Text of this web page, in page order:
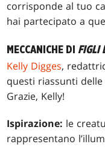
corrisponde al tuo
hai partecipato a
MECCANICHE DIFIGLI
Kelly Digges,
questi riassunti
Grazie, Kelly!
Ispirazione: le
rappresentano